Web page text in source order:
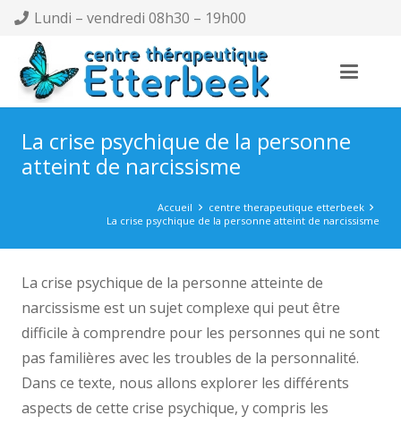
Lundi – vendredi 08h30 – 19h00
La crise psychique de la personne
atteint de narcissisme
Accueil
centre therapeutique etterbeek
La crise psychique de la personne atteint de narcissisme
La crise psychique de la personne atteinte de
narcissisme est un sujet complexe qui peut être
difficile à comprendre pour les personnes qui ne sont
pas familières avec les troubles de la personnalité.
Dans ce texte, nous allons explorer les différents
aspects de cette crise psychique, y compris les